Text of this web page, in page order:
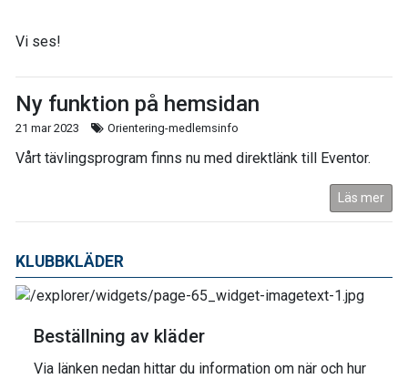
Vi ses!
Ny funktion på hemsidan
21 mar 2023 Orientering-medlemsinfo
Vårt tävlingsprogram finns nu med direktlänk till Eventor.
Läs mer
KLUBBKLÄDER
Beställning av kläder
Via länken nedan hittar du information om när och hur